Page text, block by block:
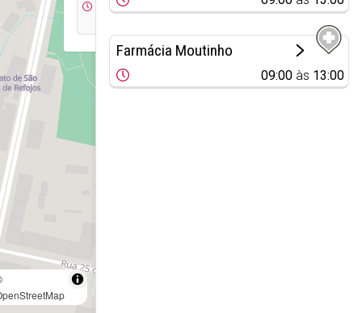
Farmácia Moutinho
09:00 às 13:00